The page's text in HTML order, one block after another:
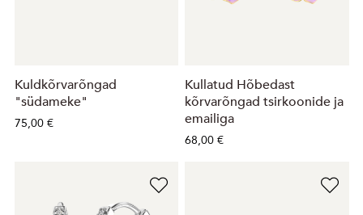
Kuldkõrvarõngad
"südameke"
75,00 €
Kullatud Hõbedast
kõrvarõngad tsirkoonide ja
emailiga
68,00 €